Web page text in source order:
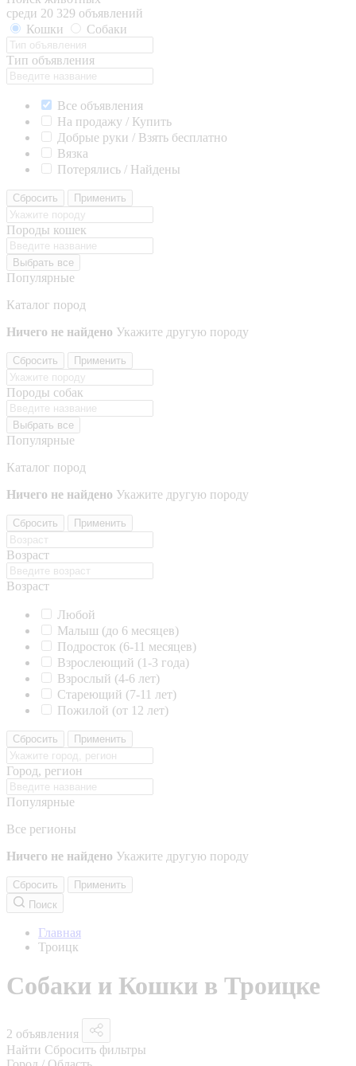
среди 20 329 объявлений
Кошки
Собаки
Тип объявления
Все объявления
На продажу / Купить
Добрые руки / Взять бесплатно
Вязка
Потерялись / Найдены
Сбросить Применить
Породы кошек
Выбрать все
Популярные
Каталог пород
Ничего не найдено Укажите другую породу
Сбросить Применить
Породы собак
Выбрать все
Популярные
Каталог пород
Ничего не найдено Укажите другую породу
Сбросить Применить
Возраст
Возраст
Любой
Малыш (до 6 месяцев)
Подросток (6-11 месяцев)
Взрослеющий (1-3 года)
Взрослый (4-6 лет)
Стареющий (7-11 лет)
Пожилой (от 12 лет)
Сбросить Применить
Город, регион
Популярные
Все регионы
Ничего не найдено Укажите другую породу
Сбросить
Применить
Поиск
Главная
Троицк
Собаки и Кошки в Троицке
2 объявления
Найти Сбросить фильтры